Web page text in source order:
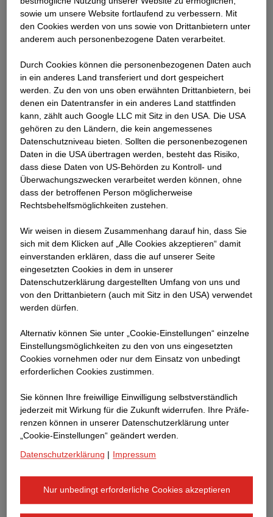
Haftung für Schäden, die - aus welchem Grund auch
immer - im Zusammenhang mit dem Gebrauch der auf
unserer Webseite bereitgestellten Informationen
Gleiches gilt für die auf der Webseite enthaltenen
Informationen zu Investor Relations, für deren Aktualität,
Richtigkeit und Vollständigkeit wir gleichfalls nicht
haften. Die diesbezüglich zur Verfügung gestellten
Informationen einschließlich der Börsenkurse sollen
dem Nutzer zu diesem Themenkomplex lediglich einen
Überblick über unser Unternehmen bieten. Die zur
Verfügung gestellten Informationen stellen insbesondere
keine Anregung oder Aufforderung zum Kauf, Verkauf
oder sonstigem Handel von Wertpapieren unserer
Haftungsausschlüssen nicht umfasst ist die Haftung für
Schäden aus der Verletzung des Lebens, des Körpers
oder der Gesundheit, die auf einer fahrlässigen
Pflichtverletzung unsererseits oder einer vorsätzlichen
oder fahrlässigen Pflichtverletzung unserer gesetzlichen
Vertreter oder eines Erfüllungsgehilfen beruhen.
Ferner sind sonstige Schäden von dem
Haftungsausschluss ausgenommen, die auf einer grob
fahrlässigen Pflichtverletzung unsererseits oder auf
Pflichtverletzung unserer gesetzlichen Vertreter oder
unserer Erfüllungsgehilfen beruhen.
Unsere Website ist barrierefrei. Sollten Ihnen dennoch
Fehler auffallen, machen Sie uns bitte darauf
korrigieren.
sowie um unsere Website fortlaufend zu verbessern. Mit
den Cookies werden von uns sowie von Drittanbietern unter
anderem auch personenbezogene Daten verarbeitet.
Durch Cookies können die personenbezogenen Daten auch
in ein anderes Land transferiert und dort gespeichert
werden. Zu den von uns oben erwähnten Drittanbietern, bei
denen ein Datentransfer in ein anderes Land stattfinden
kann, zählt auch Google LLC mit Sitz in den USA. Die USA
gehören zu den Ländern, die kein angemessenes
Datenschutzniveau bieten. Sollten die personenbezogenen
Daten in die USA übertragen werden, besteht das Risiko,
dass diese Daten von US-Behörden zu Kontroll- und
Überwachungszwecken verarbeitet werden können, ohne
dass der betroffenen Person möglicherweise
Rechtsbehelfsmöglichkeiten zustehen.
Wir weisen in diesem Zusammenhang darauf hin, dass Sie
sich mit dem Klicken auf „Alle Cookies akzeptieren“ damit
ein­ver­standen erklären, dass die auf unserer Seite
eingesetzten Cookies in dem in unserer
Datenschutzerklärung dargestellten Umfang von uns und
von den Drittanbietern (auch mit Sitz in den USA) verwendet
werden dürfen.
Alternativ können Sie unter „Cookie-Einstellungen“ einzelne
Einstellungsmöglichkeiten zu den von uns eingesetzten
Cookies vornehmen oder nur dem Einsatz von unbedingt
erforderlichen Cookies zustimmen.
Sie können Ihre freiwillige Einwilligung selbstverständlich
jederzeit mit Wirkung für die Zukunft widerrufen. Ihre Prä­fe­
renzen können in unserer Datenschutzerklärung unter
„Cookie-Einstellungen“ geändert werden.
Datenschutzerklärung | Impressum
Nur unbedingt erforderliche Cookies akzeptieren